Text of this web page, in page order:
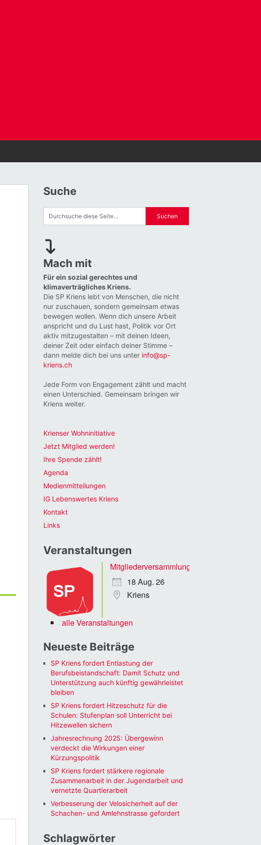
Office 365
Suche
Mach mit
Für ein sozial gerechtes und
klimaverträgliches Kriens.
Die SP Kriens lebt von Menschen, die nicht
nur zuschauen, sondern gemeinsam etwas
bewegen wollen. Wenn dich unsere Arbeit
anspricht und du Lust hast, Politik vor Ort
aktiv mitzugestalten – mit deinen Ideen,
deiner Zeit oder einfach deiner Stimme –
dann melde dich bei uns unter info@sp-
kriens.ch
Jede Form von Engagement zählt und macht
einen Unterschied. Gemeinsam bringen wir
Kriens weiter.
Krienser Wohninitiative
Jetzt Mitglied werden!
Ihre Spende zählt!
Agenda
Medienmitteilungen
IG Lebenswertes Kriens
Kontakt
Links
Veranstaltungen
Mitgliederversammlung
18 Aug. 26
Kriens
alle Veranstaltungen
Neueste Beiträge
SP Kriens fordert Entlastung der
Berufsbeistandschaft: Damit Schutz und
Unterstützung auch künftig gewährleistet
bleiben
SP Kriens fordert Hitzeschutz für die
Schulen: Stufenplan soll Unterricht bei
Hitzewellen sichern
Jahresrechnung 2025: Übergewinn
verdeckt die Wirkungen einer
Kürzungspolitik
SP Kriens fordert stärkere regionale
Zusammenarbeit in der Jugendarbeit und
vernetzte Quartierarbeit
Verbesserung der Velosicherheit auf der
Schachen- und Amlehnstrasse gefordert
Schlagwörter